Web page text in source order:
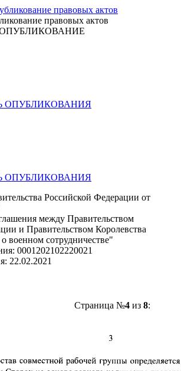
правовых актов
ОПУБЛИКОВАНИЯ
ОПУБЛИКОВАНИЯ
Российской Федерации от
между Правительством
и Правительством Королевства
военном сотрудничестве"
0001202102220021
22.02.2021
Страница №4из 8: